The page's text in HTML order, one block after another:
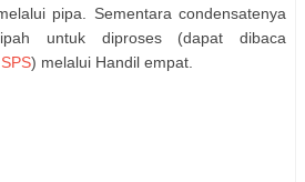
pipa. Sementara condensatenya
untuk diproses (dapat dibaca
SPS) melalui Handil empat.